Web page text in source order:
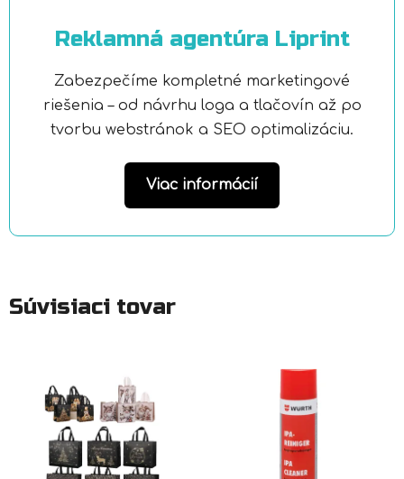
Reklamná agentúra Liprint
Zabezpečíme kompletné marketingové
riešenia – od návrhu loga a tlačovín až po
tvorbu webstránok a SEO optimalizáciu.
Viac informácií
Súvisiaci tovar